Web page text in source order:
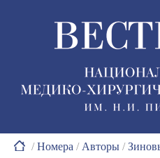
/Номера / Авторы /